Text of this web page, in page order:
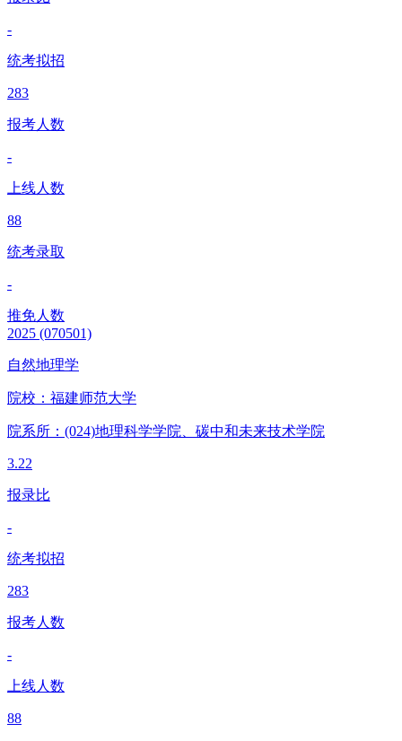
-
统考拟招
283
报考人数
-
上线人数
88
统考录取
-
推免人数
2025 (070501)
自然地理学
院校： 福建师范大学
院系所：(024)地理科学学院、碳中和未来技术学院
3.22
报录比
-
统考拟招
283
报考人数
-
上线人数
88